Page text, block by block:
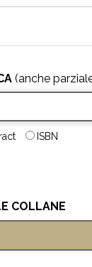
(anche
ISBN
COLLANE